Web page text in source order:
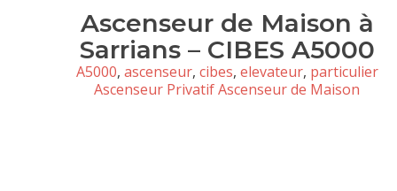
Ascenseur de Maison à
Sarrians – CIBES A5000
A5000, ascenseur, cibes, elevateur, particulier
Ascenseur Privatif Ascenseur de Maison